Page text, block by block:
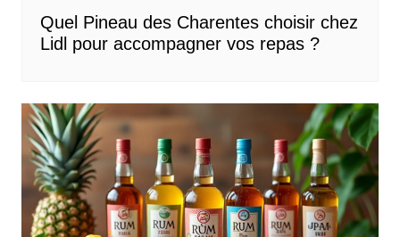
Quel Pineau des Charentes choisir chez
Lidl pour accompagner vos repas ?